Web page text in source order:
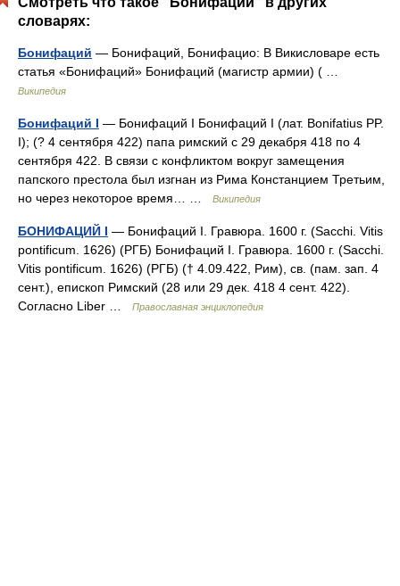
словарях:
Бонифаций — Бонифаций, Бонифацио: В Викисловаре есть
статья «Бонифаций» Бонифаций (магистр армии) ( …
Википедия
Бонифаций І — Бонифаций I Бонифаций I (лат. Bonifatius PP.
I); (? 4 сентября 422) папа римский с 29 декабря 418 по 4
сентября 422. В связи с конфликтом вокруг замещения
папского престола был изгнан из Рима Констанцием Третьим,
но через некоторое время… …
Википедия
БОНИФАЦИЙ I — Бонифаций I. Гравюра. 1600 г. (Sacchi. Vitis
pontificum. 1626) (РГБ) Бонифаций I. Гравюра. 1600 г. (Sacchi.
Vitis pontificum. 1626) (РГБ) († 4.09.422, Рим), св. (пам. зап. 4
сент.), епископ Римский (28 или 29 дек. 418 4 сент. 422).
Согласно Liber …
Православная энциклопедия